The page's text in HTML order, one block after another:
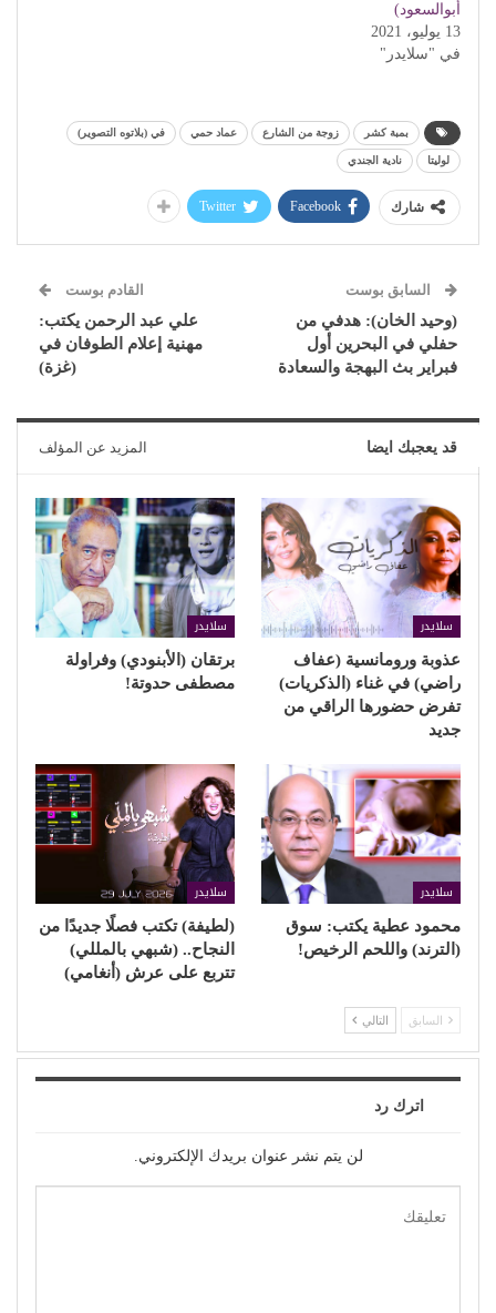
أبوالسعود)
13 يوليو، 2021
في "سلايدر"
بمبة كشر زوجة من الشارع عماد حمي في (بلاتوه التصوير)
لوليتا نادية الجندي
شارك Facebook
Twitter
السابق بوست
(وحيد الخان): هدفي من
حفلي في البحرين أول
فبراير بث البهجة والسعادة
القادم بوست
علي عبد الرحمن يكتب:
مهنية إعلام الطوفان في
(غزة)
قد يعجبك ايضا المزيد عن المؤلف
سلايدر
عذوبة ورومانسية (عفاف
راضي) في غناء (الذكريات)
تفرض حضورها الراقي من
جديد
سلايدر
برتقان (الأبنودي) وفراولة
مصطفى حدوتة!
سلايدر
محمود عطية يكتب: سوق
(الترند) واللحم الرخيص!
سلايدر
(لطيفة) تكتب فصلًا جديدًا من
النجاح.. (شبهي بالمللي)
تتربع على عرش (أنغامي)
السابق التالي
اترك رد
لن يتم نشر عنوان بريدك الإلكتروني.